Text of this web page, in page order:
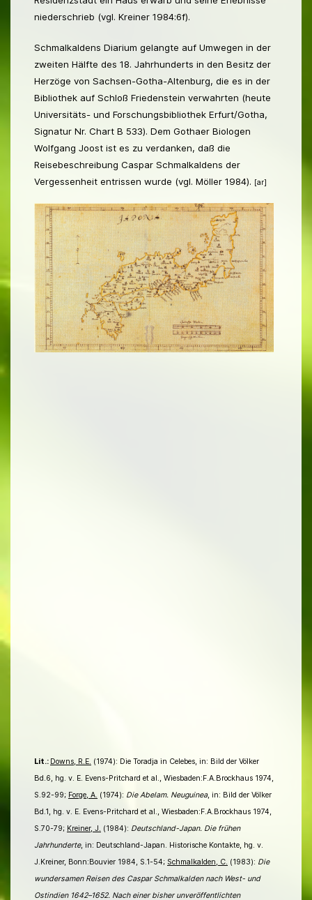
niederschrieb (vgl. Kreiner 1984:6f).
Schmalkaldens Diarium gelangte auf Umwegen in der
zweiten Hälfte des 18. Jahrhunderts in den Besitz der
Herzöge von Sachsen-Gotha-Altenburg, die es in der
Bibliothek auf Schloß Friedenstein verwahrten (heute
Universitäts- und Forschungsbibliothek Erfurt/Gotha,
Signatur Nr. Chart B 533). Dem Gothaer Biologen
Wolfgang Joost ist es zu verdanken, daß die
Reisebeschreibung Caspar Schmalkaldens der
Vergessenheit entrissen wurde (vgl. Möller 1984). [ar]
Lit.: Downs, R.E. (1974): Die Toradja in Celebes, in: Bild der Völker
Bd.6, hg. v. E. Evens-Pritchard et al., Wiesbaden:F.A.Brockhaus 1974,
S.92-99; Forge, A. (1974): Die Abelam. Neuguinea, in: Bild der Völker
Bd.1, hg. v. E. Evens-Pritchard et al., Wiesbaden:F.A.Brockhaus 1974,
S.70-79; Kreiner, J. (1984): Deutschland-Japan. Die frühen
Jahrhunderte, in: Deutschland-Japan. Historische Kontakte, hg. v.
J.Kreiner, Bonn:Bouvier 1984, S.1-54; Schmalkalden, C. (1983): Die
wundersamen Reisen des Caspar Schmalkalden nach West- und
Ostindien 1642–1652. Nach einer bisher unveröffentlichten